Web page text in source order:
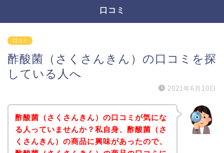
口コミ
口コミ
酢酸菌（さくさんきん）の口コミを探
している人へ
2021年6月10日
酢酸菌（さくさんきん）の口コミが気にな
る人っていませんか？私自身、酢酸菌（さ
くさんきん）の商品に興味があったので、